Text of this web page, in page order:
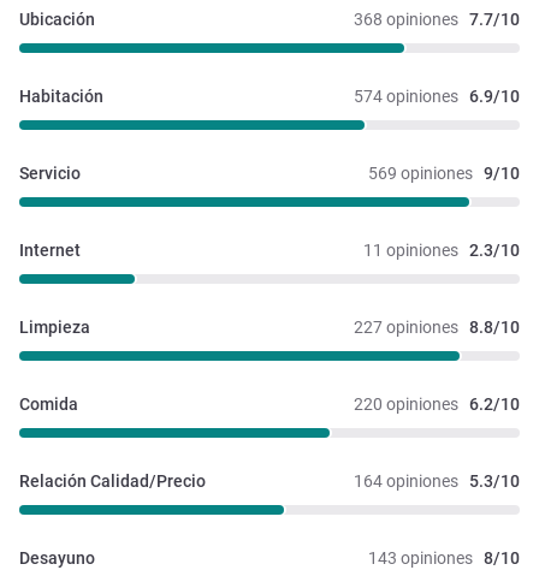
368 opiniones 7.7/10
Ubicación
574 opiniones 6.9/10
Habitación
569 opiniones 9/10
Servicio
11 opiniones 2.3/10
Internet
227 opiniones 8.8/10
Limpieza
220 opiniones 6.2/10
Comida
164 opiniones 5.3/10
Relación Calidad/Precio
143 opiniones 8/10
Desayuno